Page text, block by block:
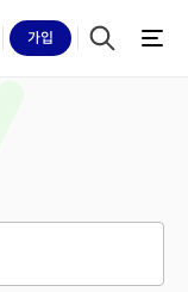
가입